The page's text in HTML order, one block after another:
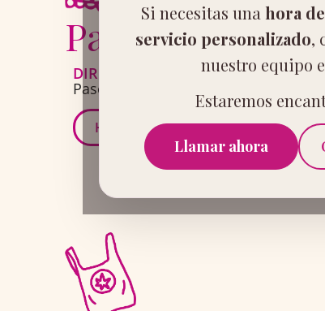
Si necesitas una hora
servicio personalizado,
nuestro equipo
Estaremos
Llamar ahora
Paseo
DIRECCIÓN
Paseo de Almería, nº 2
Hacer pedido